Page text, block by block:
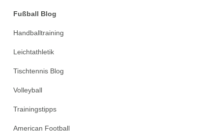
Fußball Blog
Handballtraining
Leichtathletik
Tischtennis Blog
Volleyball
Trainingstipps
American Football